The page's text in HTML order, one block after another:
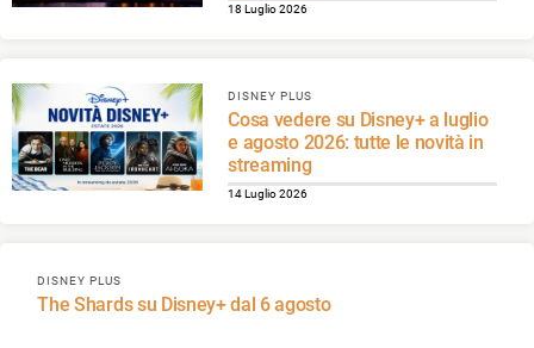
18 Luglio 2026
DISNEY PLUS
Cosa vedere su Disney+ a luglio
e agosto 2026: tutte le novità in
streaming
14 Luglio 2026
DISNEY PLUS
The Shards su Disney+ dal 6 agosto